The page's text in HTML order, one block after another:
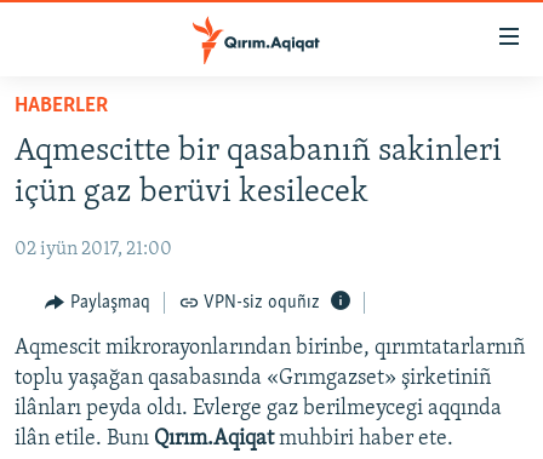
Esas
qaytmaq
Baş
navigatsiyağa
qaytmaq
qaytmaq
SİYASET
İQTİSADİYAT
CEMİYET
MEDENİYET
İNSAN AQLARI
VİDEO
SÜRET
HABERLER
Aqmescitte bir qasabanıñ sakinleri
içün gaz berüvi kesilecek
02 iyün 2017, 21:00
Paylaşmaq VPN-siz oquñız
Aqmescit mikrorayonlarından birinbe, qırımtatarlarnıñ
toplu yaşağan qasabasında «Grımgazset» şirketiniñ
ilânları peyda oldı. Evlerge gaz berilmeycegi aqqında
ilân etile. Bunı Qırım.Aqiqatmuhbiri haber ete.